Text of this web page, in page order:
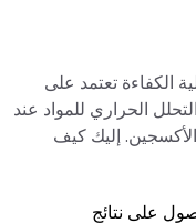
الكفاءة تعتمد على
الحراري للمواد عند
إليك كيف
على نتائج